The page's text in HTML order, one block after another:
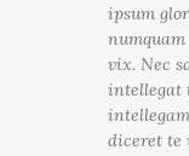
ipsum
vix. Nec
intellegat
diceret te